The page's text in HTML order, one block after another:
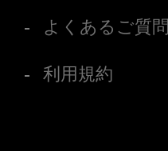
よくあるご質問
利用規約